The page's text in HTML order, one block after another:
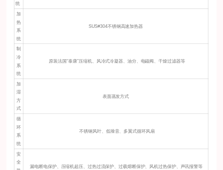
统
加
热
系
统
SUS#304不锈钢高速加热器
制
冷
系
统
原装法国“泰康”压缩机、风冷式冷凝器、油分、电磁阀、干燥过滤器等
加
湿
方
式
表面蒸发方式
循
环
系
统
不锈钢风叶、低噪音、多翼式循环风扇
安
全
漏电断电保护、压缩机超压、过热过流保护、过载熔断保护、风机过热保护、声讯报警等